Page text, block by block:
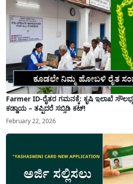
Farmer ID-ರೈತರ ಗಮನಕ್ಕೆ: ಕೃಷಿ ಇಲಾಖೆ
ಕಡ್ಡಾಯ – ತಪ್ಪಿದರೆ ಸಬ್ಸಿಡಿ ಕಟ್!
February 22, 2026